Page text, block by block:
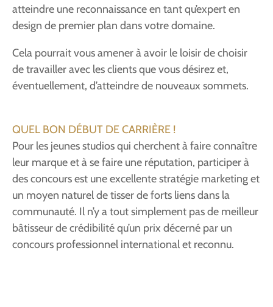
atteindre une reconnaissance en tant qu’expert en
design de premier plan dans votre domaine.
Cela pourrait vous amener à avoir le loisir de choisir
de travailler avec les clients que vous désirez et,
éventuellement, d’atteindre de nouveaux sommets.
QUEL BON DÉBUT DE CARRIÈRE !
Pour les jeunes studios qui cherchent à faire connaître
leur marque et à se faire une réputation, participer à
des concours est une excellente stratégie marketing et
un moyen naturel de tisser de forts liens dans la
communauté. Il n’y a tout simplement pas de meilleur
bâtisseur de crédibilité qu’un prix décerné par un
concours professionnel international et reconnu.